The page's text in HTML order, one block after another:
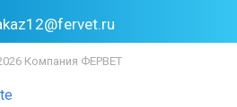
Компания ФЕРВЕТ